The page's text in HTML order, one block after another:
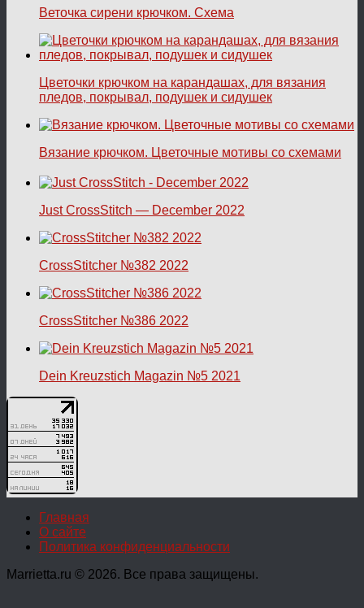
Веточка сирени крючком. Схема
Цветочки крючком на карандашах, для вязания
пледов, покрывал, подушек и сидушек
Вязание крючком. Цветочные мотивы со схемами
Just CrossStitch — December 2022
CrossStitcher №382 2022
CrossStitcher №386 2022
Dein Kreuzstich Magazin №5 2021
Главная
О сайте
Политика конфиденциальности
Marrietta.ru © 2026. Все права защищены.